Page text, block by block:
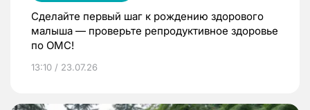
Сделайте первый шаг к рождению здорового
малыша — проверьте репродуктивное здоровье
по ОМС!
13:10 / 23.07.26